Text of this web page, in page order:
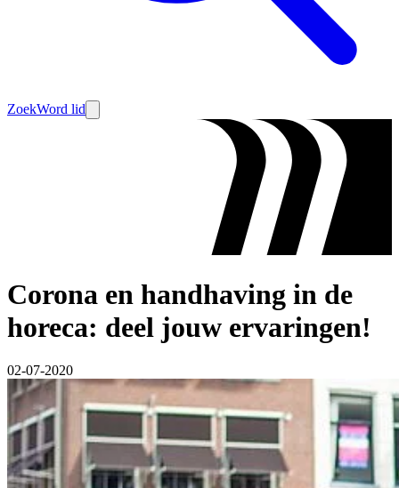
ZoekWord lid
Corona en handhaving in de
horeca: deel jouw ervaringen!
02-07-2020